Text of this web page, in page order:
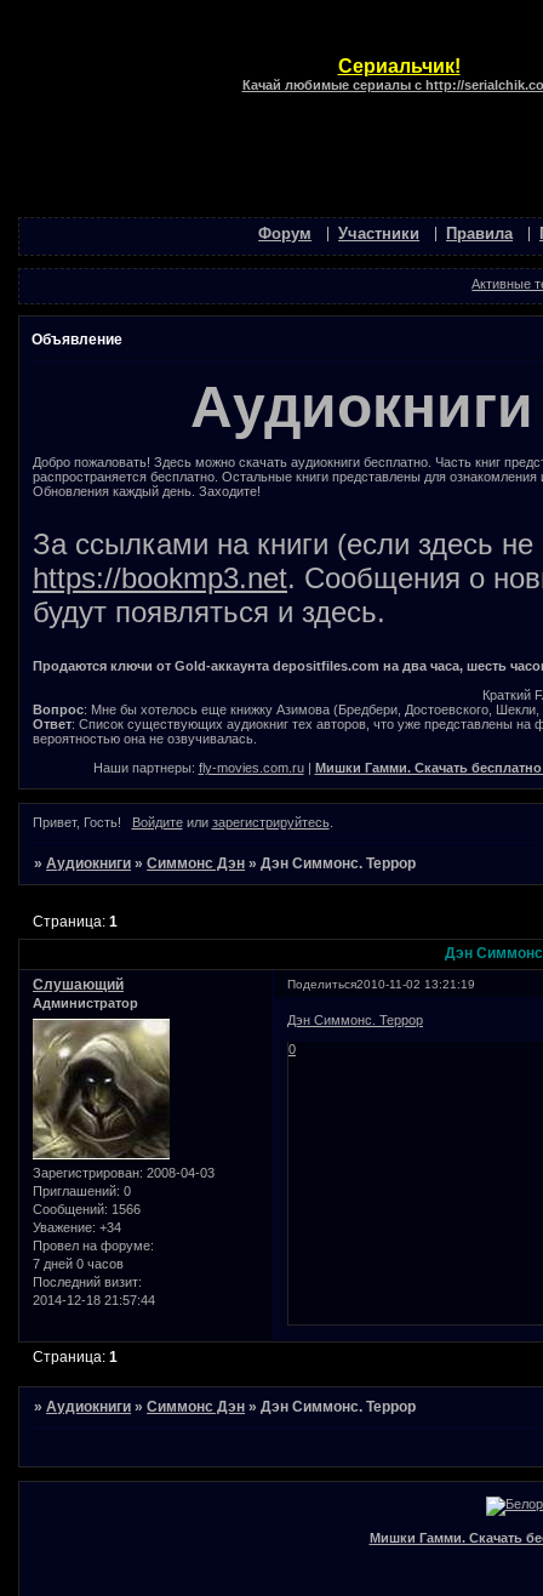
Сериальчик!
Качай любимые сериалы с http://
Форум Участники Правила
Активные
Объявление
Добро пожаловать! Здесь можно скачать аудиокниги бесплатно. Часть книг
распространяется бесплатно. Остальные книги представлены для
Обновления каждый день. Заходите!
За ссылками на книги (если здесь
https://bookmp3.net. Сообщения о
будут появляться и здесь.
Продаются ключи от Gold-аккаунта depositfiles.com на два часа, шесть
Краткий
Вопрос: Мне бы хотелось еще книжку Азимова (Бредбери, Достоевского, Шекли,
Ответ: Список существующих аудиокниг тех авторов, что уже представлены на
вероятностью она не озвучивалась.
Наши партнеры: fly-movies.com.ru| Мишки Гамми. Скачать
Привет, Гость! Войдитеили зарегистрируйтесь.
»Аудиокниги »Симмонс Дэн »Дэн Симмонс. Террор
Дэн
Страница:1
Поделиться2010-11-02 13:21:19
Слушающий
Администратор
Зарегистрирован: 2008-04-03
Приглашений: 0
Сообщений: 1566
Уважение: +34
Провел на форуме:
7 дней 0 часов
Последний визит:
2014-12-18 21:57:44
Дэн Симмонс. Террор
0
Страница:1
»Аудиокниги »Симмонс Дэн »Дэн Симмонс. Террор
Мишки Гамми. Скачать